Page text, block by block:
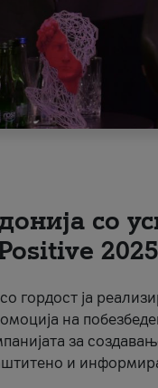
со
2025
гордост ја
на
за
и